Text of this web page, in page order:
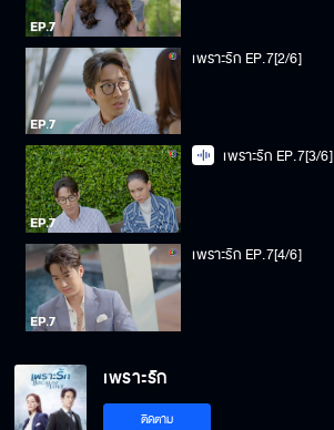
เพราะรัก EP.7[2/6]
เพราะรัก EP.7[3/6]
เพราะรัก EP.7[4/6]
เพราะรัก
ติดตาม